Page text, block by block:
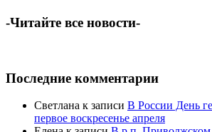
-Читайте все новости-
Последние комментарии
Светлана к записи В России День
первое воскресенье апреля